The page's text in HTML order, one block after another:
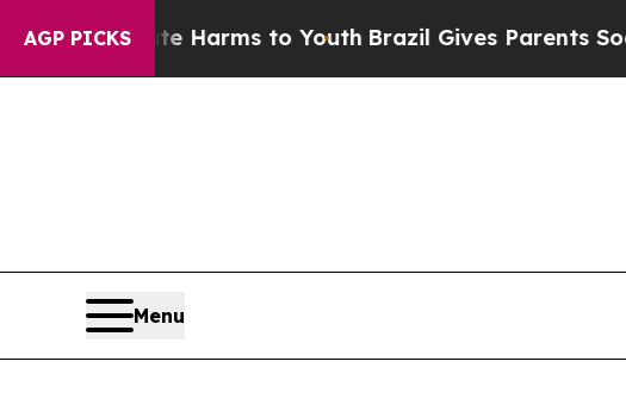
AGP PICKS
Abate Harms to YouthBrazil Gives Parents Social
Menu